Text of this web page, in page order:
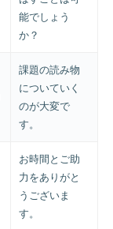
能でしょう
か？
課題の読み物
についていく
のが大変で
す。
お時間とご助
力をありがと
うございま
す。